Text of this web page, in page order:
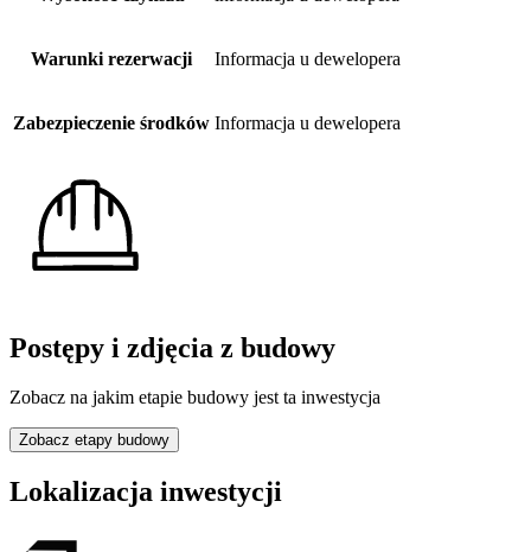
Warunki rezerwacji Informacja u dewelopera
Zabezpieczenie środków Informacja u dewelopera
Postępy i zdjęcia z budowy
Zobacz na jakim etapie budowy jest ta inwestycja
Zobacz etapy budowy
Lokalizacja inwestycji